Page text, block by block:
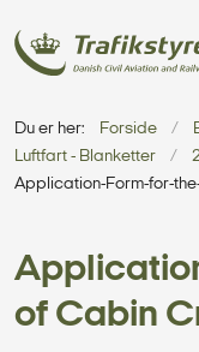
Du er her: Forside
Luftfart - Blanketter
Application-Form-for-
of Cabin